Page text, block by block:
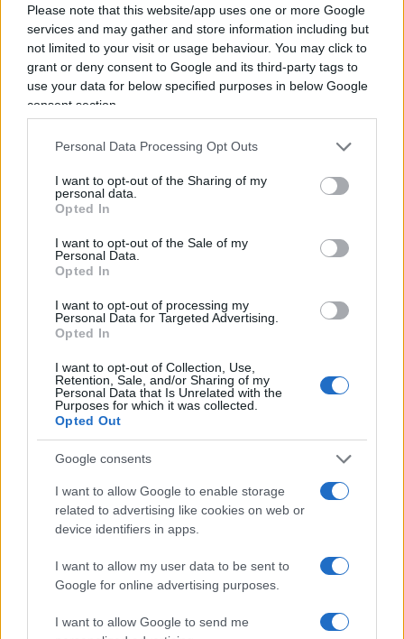
Please note that this website/app uses one or more Google
services and may gather and store information including but
not limited to your visit or usage behaviour. You may click to
grant or deny consent to Google and its third-party tags to
use your data for below specified purposes in below Google
consent section.
Personal Data Processing Opt Outs
I want to opt-out of the Sharing of my
personal data.
Opted In
I want to opt-out of the Sale of my
Personal Data.
Opted In
I want to opt-out of processing my
Personal Data for Targeted Advertising.
Opted In
I want to opt-out of Collection, Use,
Retention, Sale, and/or Sharing of my
Personal Data that Is Unrelated with the
Purposes for which it was collected.
Opted Out
Google consents
I want to allow Google to enable storage
related to advertising like cookies on web or
device identifiers in apps.
I want to allow my user data to be sent to
Google for online advertising purposes.
I want to allow Google to send me
ministro della Giustizia Vincent Van Quickenborn.
Ci si chiede dunque come sia possibile che sia
stato in grado di trovare un’arma, pianificare un
attacco e metterlo in pratica. Ma anche come sia
possibile che per tutta la notte abbia vagato
tranquillamente un caffè al bar.
Il messaggio pieno di odio, violenza e disumanità
del terrorista islamico che a Bruxelles ha ucciso
“per vendicare i musulmani” nel nome di Allah.
Per questa gente non può esistere alcuna
tolleranza.pic.twitter.com/FtSiJ70KDm
— Matteo Salvini (@matteosalvinimi)
Secondo quanto riporta jihadista
che in un video online ha rivendicato l’attacco
sostenendo essere una cellula dormiente dell’Isis
– sarebbe passato anche in Italia dove sarebbe
stato identificato. “Sono Abdeslam Jilani Viviamo
per la nostra religione e moriamo per la nostra
religione – ha detto in un video – Lode a Dio, tuo